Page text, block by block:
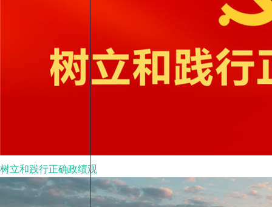
树立和践行正确政绩观